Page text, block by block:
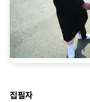
집필자